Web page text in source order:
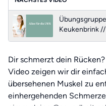
Keukenbrink
Dir schmerzt dein
Video zeigen wir dir
übersehenen Muskel zu
einhergehenden